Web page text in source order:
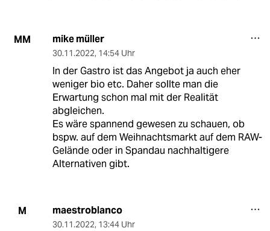
MM mike müller
30.11.2022, 14:54 Uhr
In der Gastro ist das Angebot ja auch eher
weniger bio etc. Daher sollte man die
Erwartung schon mal mit der Realität
abgleichen.
Es wäre spannend gewesen zu schauen, ob
bspw. auf dem Weihnachtsmarkt auf dem RAW-
Gelände oder in Spandau nachhaltigere
Alternativen gibt.
M maestroblanco
30.11.2022, 13:44 Uhr